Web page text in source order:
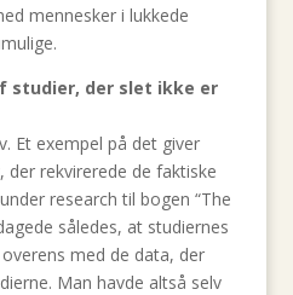
mennesker i lukkede
studier, der slet ikke er
Et exempel på det giver
rekvirerede de faktiske
research til bogen “The
således, at studiernes
med de data, der
Man havde altså selv